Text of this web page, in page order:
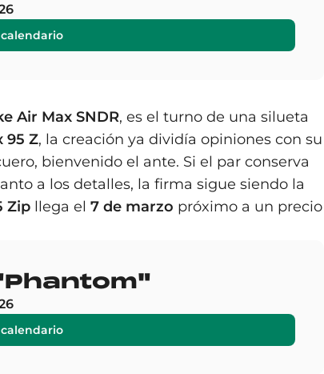
Air Max SNDR, es el turno de una silueta
95 Z, la creación ya dividía opiniones con su
bienvenido el ante. Si el par conserva
a los detalles, la firma sigue siendo la
Zip llega el 7 de marzo próximo a un precio